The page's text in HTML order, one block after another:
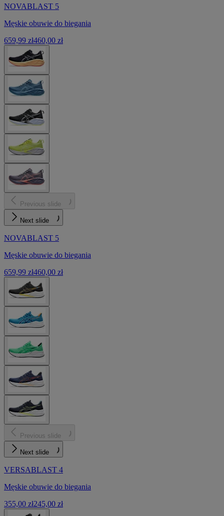
NOVABLAST 5
Męskie obuwie do biegania
659,99 zł460,00 zł
Previous slide
Next slide
NOVABLAST 5
Męskie obuwie do biegania
659,99 zł460,00 zł
Previous slide
Next slide
VERSABLAST 4
Męskie obuwie do biegania
355,00 zł245,00 zł